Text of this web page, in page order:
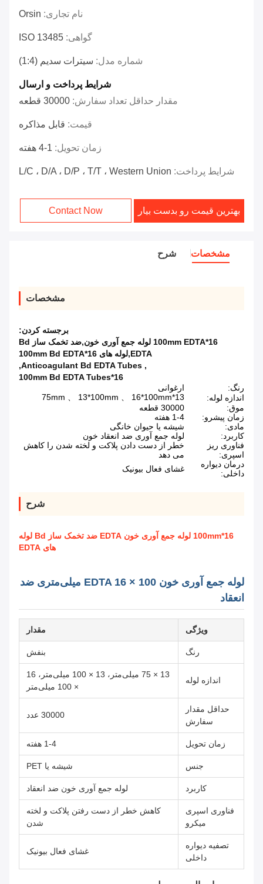
نام تجاری: Orsin
گواهی: ISO 13485
شماره مدل: سیترات سدیم (1:4)
شرایط پرداخت و ارسال
مقدار حداقل تعداد سفارش: 30000 قطعه
قیمت: قابل مذاکره
زمان تحویل: 1-4 هفته
شرایط پرداخت: L/C ، D/A ، D/P ، T/T ، Western Union
بهترین قیمت رو بدست بیار Contact Now
مشخصات شرح
مشخصات
برجسته کردن:
16*100mm EDTA لوله جمع آوری خون,ضد تخمک ساز Bd
EDTA,لوله های 16*100mm Bd EDTA
,
Anticoagulant Bd EDTA Tubes
,
16*100mm Bd EDTA Tubes
رنگ:
ارغوانی
اندازه لوله:
13*75mm 、 13*100mm 、 16*100mm
موق:
30000 قطعه
زمان پیشرو:
1-4 هفته
مادی:
شیشه یا حیوان خانگی
کاربرد:
لوله جمع آوری ضد انعقاد خون
فناوری ریز
اسپری:
خطر از دست دادن پلاکت و لخته شدن را کاهش
می دهد
درمان دیواره
داخلی:
غشای فعال بیونیک
شرح
16*100mm لوله جمع آوری خون EDTA ضد تخمک ساز Bd لوله
های EDTA
لوله جمع آوری خون EDTA 16 × 100 میلی‌متری ضد
انعقاد
ویژگی مقدار
رنگ بنفش
اندازه لوله
13 × 75 میلی‌متر، 13 × 100 میلی‌متر، 16
× 100 میلی‌متر
حداقل مقدار
سفارش
30000 عدد
زمان تحویل 1-4 هفته
جنس شیشه یا PET
کاربرد لوله جمع آوری خون ضد انعقاد
فناوری اسپری
میکرو
کاهش خطر از دست رفتن پلاکت و لخته
شدن
تصفیه دیواره
داخلی
غشای فعال بیونیک